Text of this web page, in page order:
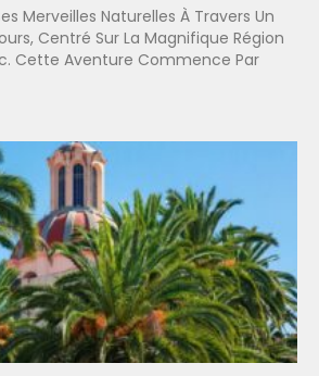
Merveilles Naturelles À Travers Un
Centré Sur La Magnifique Région
Cette Aventure Commence Par